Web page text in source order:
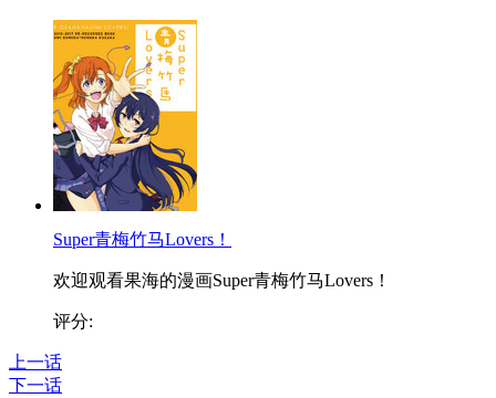
Super青梅竹马Lovers！
欢迎观看果海的漫画Super青梅竹马Lovers！
评分:
上一话
下一话